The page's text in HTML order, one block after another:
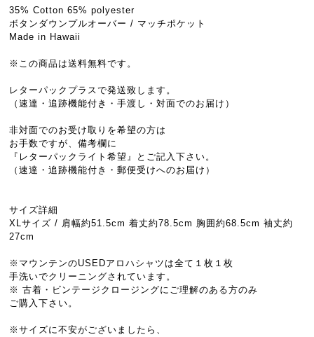
35% Cotton 65% polyester
ボタンダウンプルオーバー / マッチポケット
Made in Hawaii
※この商品は送料無料です。
レターパックプラスで発送致します。
（速達・追跡機能付き・手渡し・対面でのお届け）
非対面でのお受け取りを希望の方は
お手数ですが、備考欄に
『レターパックライト希望』とご記入下さい。
（速達・追跡機能付き・郵便受けへのお届け）
サイズ詳細
XLサイズ / 肩幅約51.5cm 着丈約78.5cm 胸囲約68.5cm 袖丈約
27cm
※マウンテンのUSEDアロハシャツは全て１枚１枚
手洗いでクリーニングされています。
※ 古着・ビンテージクロージングにご理解のある方のみ
ご購入下さい。
※サイズに不安がございましたら、